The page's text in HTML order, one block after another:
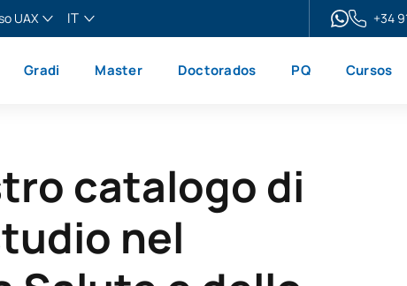
UAX
IT
English
+34
Gradi Master Doctorados PQ Cursos
catalogo di
nel